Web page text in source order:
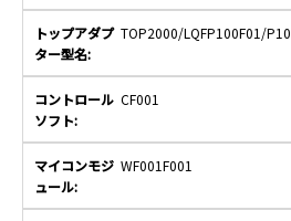
TOP2000/LQFP100F01/P10
CF001
WF001F001